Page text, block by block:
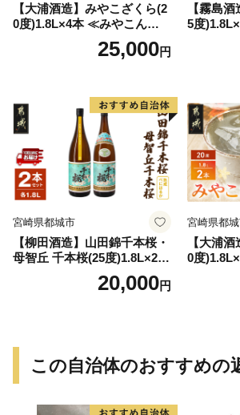
【大浦酒造】みやこざくら(2
0度)1.8L×4本 ≪みやこんじょ
特急便≫_AD-077125,000円
【霧島
5度
特急便
宮崎県都城市
【柳田酒造】山田錦千本桜・
母智丘 千本桜(25度)1.8L×2本
≪みやこんじょ特急便≫_AC
20,000円
宮崎県都
【大浦
0度
特急便
この自治体のおすすめの